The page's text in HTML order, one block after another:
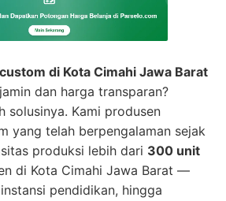
di Kota Cimahi Jawa Barat
dan harga transparan?
solusinya. Kami produsen
yang telah berpengalaman sejak
produksi lebih dari 300 unit
di Kota Cimahi Jawa Barat —
pendidikan, hingga